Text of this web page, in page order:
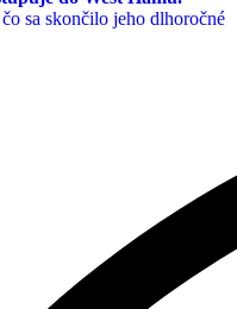
sa skončilo jeho dlhoročné